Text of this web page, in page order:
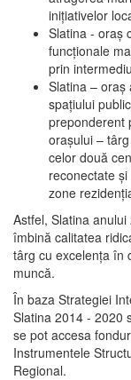
iniţiativelor
Slatina - oraş
funcţionale
prin
Slatina – oraş
spaţiului
preponderent
oraşului –
celor două
reconectate
zone
Astfel, Slatina
îmbină calitatea
târg cu excelenţa în
muncă.
În baza Strategiei
Slatina 2014 - 2020
se pot accesa
Instrumentele
Regional.